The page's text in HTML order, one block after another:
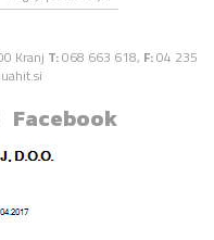
Kranj T:068 663 618, F:04 235
Facebook